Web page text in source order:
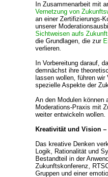
In Zusammenarbeit mit
Vernetzung von
an einer Zertifizierungs-
unserer
Sichtweisen aufs
die Grundlagen, die zur
verlieren.
In Vorbereitung darauf,
demnächst ihre
lassen wollen, führen
spezielle Aspekte der
An den Modulen können
Moderations-Praxis mit
weiter entwickeln wollen.
Kreativität und Vision
Das kreative Denken
Logik, Rationalität und
Bestandteil in der
Zukunftskonferenz,
Gruppen und einer